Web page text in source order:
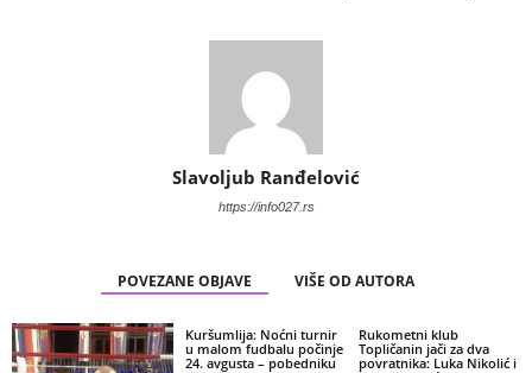
Slavoljub Ranđelović
https://info027.rs
POVEZANE OBJAVE VIŠE OD AUTORA
Kuršumlija: Noćni turnir
u malom fudbalu počinje
24. avgusta – pobedniku
Rukometni klub
Topličanin jači za dva
povratnika: Luka Nikolić i